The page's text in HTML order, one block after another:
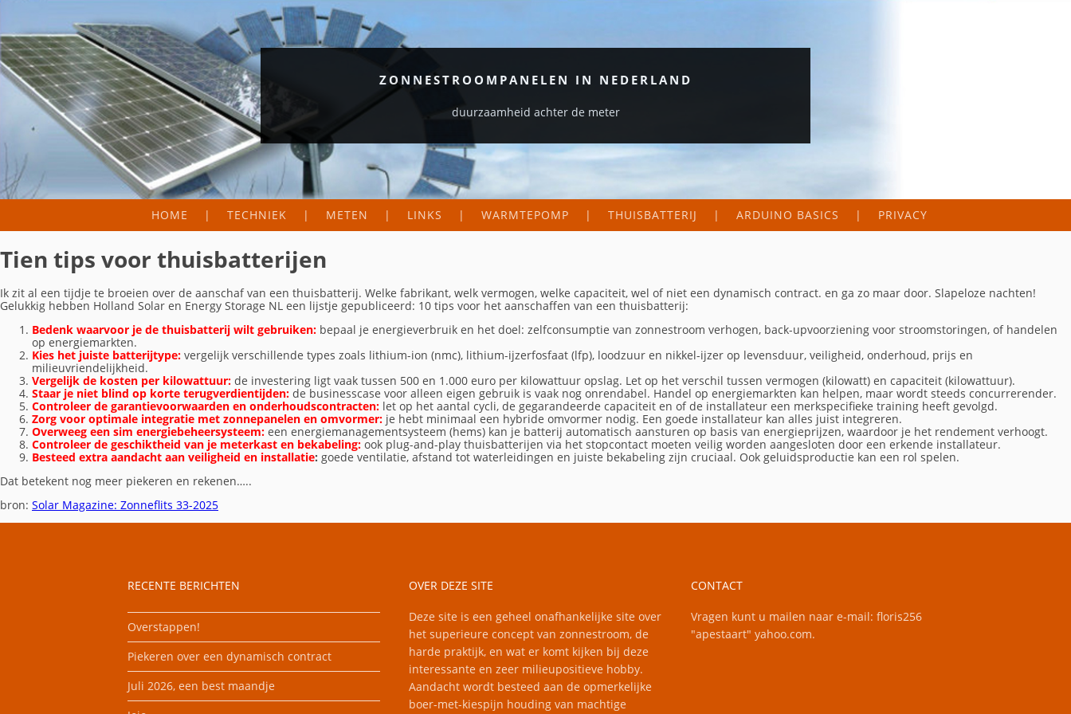
ZONNESTROOMPANELEN IN NEDERLAND
duurzaamheid achter de meter
HOME
TECHNIEK
FIELD LAB
WERKINGSPRINCIPE
HOEVEEL PANELEN NODIG
MICRO-OMVORMERS
FRAME OF BAK
RICHTING EN INVALSHOEK
METEN
METERS EN LOGGERS
ZONNEKAART NEDERLAND
PRODUCTIE VAN MIJN PANELEN
LINKS
ORGANISATIES
PARTICULIER
WETENSWAARDIGE SITES
WARMTEPOMP THUISBATTERIJ ARDUINO BASICS PRIVACY
Tien tips voor thuisbatterijen
Ik zit al een tijdje te broeien over de aanschaf van een thuisbatterij. Welke fabrikant, welk vermogen, welke capaciteit, wel of niet een dynamisch contract. en ga zo maar door. Slapeloze nachten!
Gelukkig hebben Holland Solar en Energy Storage NL een lijstje gepubliceerd: 10 tips voor het aanschaffen van een thuisbatterij:
Bedenk waarvoor je de thuisbatterij wilt gebruiken: bepaal je energieverbruik en het doel: zelfconsumptie van zonnestroom verhogen, back-upvoorziening voor stroomstoringen, of handelen
op energiemarkten.
Kies het juiste batterijtype: vergelijk verschillende types zoals lithium-ion (nmc), lithium-ijzerfosfaat (lfp), loodzuur en nikkel-ijzer op levensduur, veiligheid, onderhoud, prijs en
milieuvriendelijkheid.
Vergelijk de kosten per kilowattuur: de investering ligt vaak tussen 500 en 1.000 euro per kilowattuur opslag. Let op het verschil tussen vermogen (kilowatt) en capaciteit (kilowattuur).
Staar je niet blind op korte terugverdientijden: de businesscase voor alleen eigen gebruik is vaak nog onrendabel. Handel op energiemarkten kan helpen, maar wordt steeds concurrerender.
Controleer de garantievoorwaarden en onderhoudscontracten: let op het aantal cycli, de gegarandeerde capaciteit en of de installateur een merkspecifieke training heeft gevolgd.
Zorg voor optimale integratie met zonnepanelen en omvormer: je hebt minimaal een hybride omvormer nodig. Een goede installateur kan alles juist integreren.
Overweeg een sim energiebeheersysteem: een energiemanagementsysteem (hems) kan je batterij automatisch aansturen op basis van energieprijzen, waardoor je het rendement verhoogt.
Controleer de geschiktheid van je meterkast en bekabeling: ook plug-and-play thuisbatterijen via het stopcontact moeten veilig worden aangesloten door een erkende installateur.
Besteed extra aandacht aan veiligheid en installatie: goede ventilatie, afstand tot waterleidingen en juiste bekabeling zijn cruciaal. Ook geluidsproductie kan een rol spelen.
Dat betekent nog meer piekeren en rekenen…..
bron: Solar Magazine: Zonneflits 33-2025
RECENTE BERICHTEN
Overstappen!
Piekeren over een dynamisch contract
Juli 2026, een best maandje
OVER DEZE SITE
Deze site is een geheel onafhankelijke site over
het superieure concept van zonnestroom, de
harde praktijk, en wat er komt kijken bij deze
interessante en zeer milieupositieve hobby.
Aandacht wordt besteed aan de opmerkelijke
boer-met-kiespijn houding van machtige
CONTACT
Vragen kunt u mailen naar e-mail: floris256
"apestaart" yahoo.com.